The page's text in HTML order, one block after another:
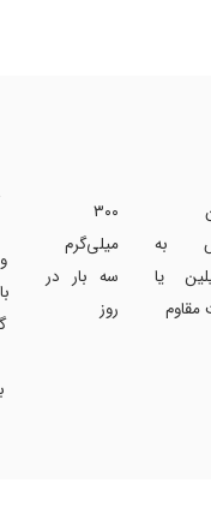
به
یا
مقاوم
۳۰۰
میلی‌گرم
سه بار در
روز